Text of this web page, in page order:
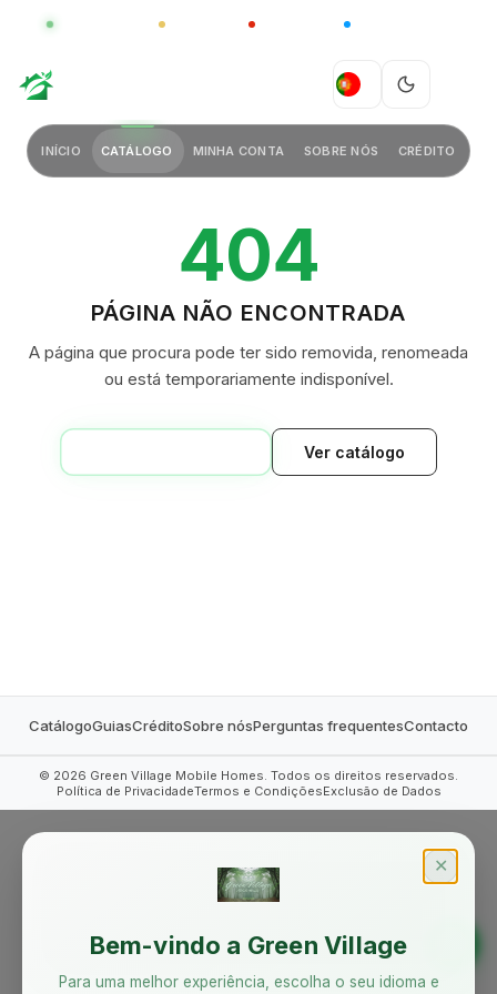
GLOBAL CHINA
PT
INÍCIO CATÁLOGO MINHA CONTA SOBRE NÓS CRÉDITO
404
PÁGINA NÃO ENCONTRADA
A página que procura pode ter sido removida, renomeada
ou está temporariamente indisponível.
Ver catálogo
CatálogoGuiasCréditoSobre nósPerguntas frequentesContacto
© 2026 Green Village Mobile Homes. Todos os direitos reservados.
Política de PrivacidadeTermos e CondiçõesExclusão de Dados
✕
Bem-vindo a Green Village
Para uma melhor experiência, escolha o seu idioma e